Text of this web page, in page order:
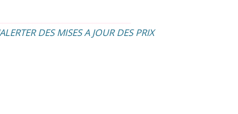
DES MISES A JOUR DES PRIX